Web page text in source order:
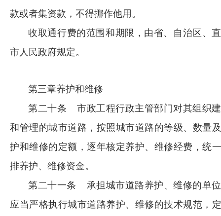
款或者集资款，不得挪作他用。
收取通行费的范围和期限，由省、自治区、
市人民政府规定。
第三章养护和维修
第二十条
市政工程行政主管部门对其组织
和管理的城市道路，按照城市道路的等级、数量
护和维修的定额，逐年核定养护、维修经费，统
排养护、维修资金。
第二十一条
承担城市道路养护、维修的单
应当严格执行城市道路养护、维修的技术规范，